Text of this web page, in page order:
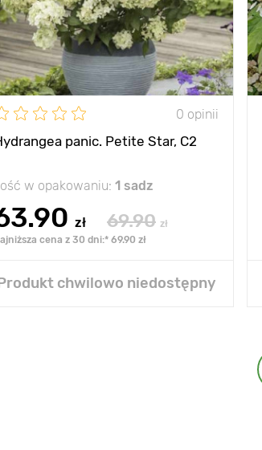
0 opinii
panic. Petite Star, С2
w opakowaniu: 1 sadz
zł 69.90 zł
cena z 30 dni:* 69.90 zł
chwilowo niedostępny